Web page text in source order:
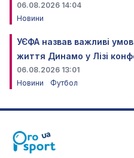
06.08.2026 14:04
Новини
УЄФА назвав важливі
життя Динамо у Лізі
06.08.2026 13:01
Новини
Футбол